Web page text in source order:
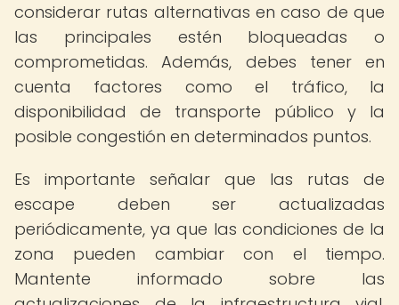
considerar rutas alternativas en caso de que
las principales estén bloqueadas o
comprometidas. Además, debes tener en
cuenta factores como el tráfico, la
disponibilidad de transporte público y la
posible congestión en determinados puntos.
Es importante señalar que las rutas de
escape deben ser actualizadas
periódicamente, ya que las condiciones de la
zona pueden cambiar con el tiempo.
Mantente informado sobre las